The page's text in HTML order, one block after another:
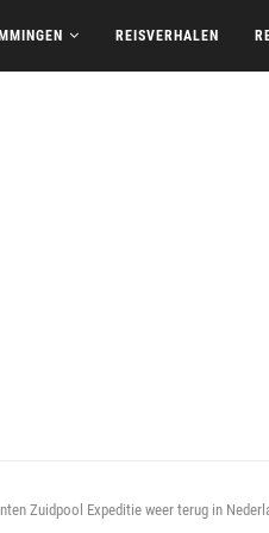
REISVERHALEN
Zuidpool Expeditie weer terug in